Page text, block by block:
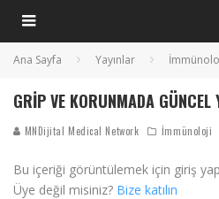
Ana Sayfa Yayınlar
GRIP VE KORUNMADA GÜNCEL
MNDijital Medical Network İmmünoloji
Bu içeriği görüntülemek için giriş
Üye değil misiniz? Bize katılın